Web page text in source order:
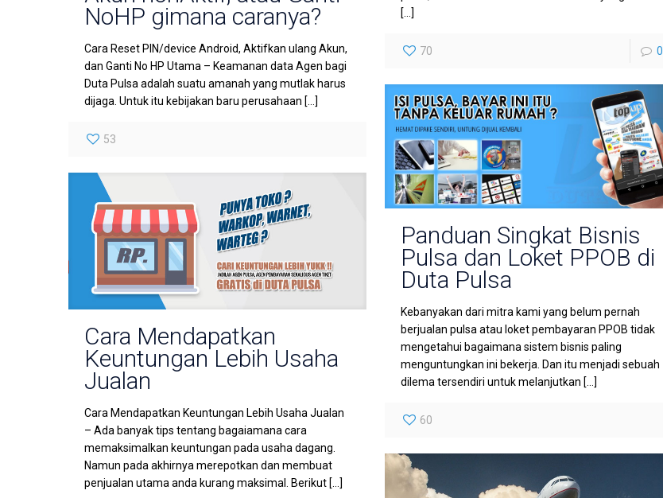
NoHP gimana caranya?
Cara Reset PIN/device Android, Aktifkan ulang Akun,
dan Ganti No HP Utama – Keamanan data Agen bagi
Duta Pulsa adalah suatu amanah yang mutlak harus
dijaga. Untuk itu kebijakan baru perusahaan […]
53
[…]
70 0
Panduan Singkat Bisnis
Pulsa dan Loket PPOB di
Duta Pulsa
Kebanyakan dari mitra kami yang belum pernah
berjualan pulsa atau loket pembayaran PPOB tidak
mengetahui bagaimana sistem bisnis paling
menguntungkan ini bekerja. Dan itu menjadi sebuah
dilema tersendiri untuk melanjutkan […]
60
Cara Mendapatkan
Keuntungan Lebih Usaha
Jualan
Cara Mendapatkan Keuntungan Lebih Usaha Jualan
– Ada banyak tips tentang bagaiamana cara
memaksimalkan keuntungan pada usaha dagang.
Namun pada akhirnya merepotkan dan membuat
penjualan utama anda kurang maksimal. Berikut […]